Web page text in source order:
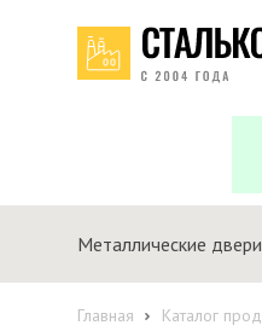
Металлические двери
Главная Каталог
Telegram
Max
Перезвоним?